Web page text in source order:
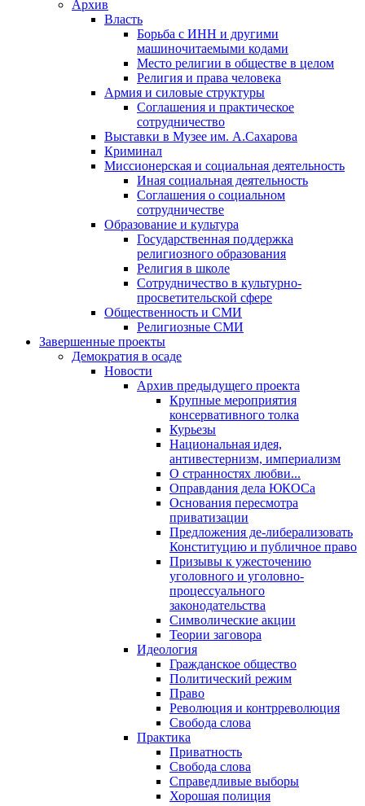
Архив
Власть
Борьба с ИНН и другими
машиночитаемыми кодами
Место религии в обществе в целом
Религия и права человека
Армия и силовые структуры
Соглашения и практическое
сотрудничество
Выставки в Музее им. А.Сахарова
Криминал
Миссионерская и социальная деятельность
Иная социальная деятельность
Соглашения о социальном
сотрудничестве
Образование и культура
Государственная поддержка
религиозного образования
Религия в школе
Сотрудничество в культурно-
просветительской сфере
Общественность и СМИ
Религиозные СМИ
Завершенные проекты
Демократия в осаде
Новости
Архив предыдущего проекта
Крупные мероприятия
консервативного толка
Курьезы
Национальная идея,
антивестернизм, империализм
О странностях любви...
Оправдания дела ЮКОСа
Основания пересмотра
приватизации
Предложения де-либерализовать
Конституцию и публичное право
Призывы к ужесточению
уголовного и уголовно-
процессуального
законодательства
Символические акции
Теории заговора
Идеология
Гражданское общество
Политический режим
Право
Революция и контрреволюция
Свобода слова
Практика
Приватность
Свобода слова
Справедливые выборы
Хорошая полиция